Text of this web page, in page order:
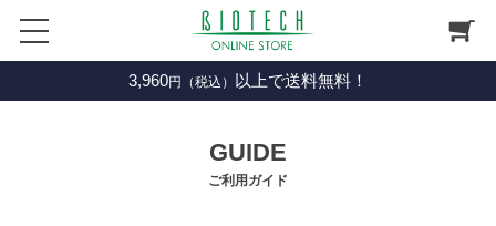
3,960円（税込） 以上で送料無料！
GUIDE
ご利用ガイド